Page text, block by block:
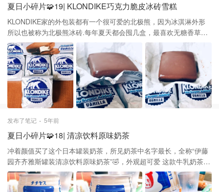
夏日小碎片🧩19| KLONDIKE巧克力脆皮冰砖雪糕
KLONDIKE家的外包装都有一个很可爱的北极熊，因为冰淇淋外形
所以也被称为北极熊冰砖.每年夏天都会囤几盒，最喜欢无糖香草味
和薄荷味，小小的方砖外形，脆脆的巧克力外皮，冰软的雪糕夹
心，好吃不腻，它们家的三明治冰淇淋也不错哟
发布了笔记 5年前
夏日小碎片🧩18| 清凉饮料原味奶茶
冲着颜值买了这个日本罐装奶茶，所见奶茶中名字最长，全称“伊藤
园齐齐雅斯罐装清凉饮料原味奶茶”🤣，外观超可爱 这款牛乳奶茶由
纯牛乳制造的奶茶，牛乳味茶味超浓的，微甜余味带点茶味的苦，
很适合下午茶🌥 ​